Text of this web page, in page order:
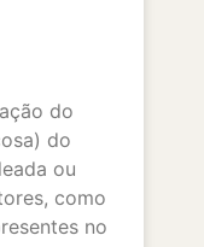
do
do
ou
como
no